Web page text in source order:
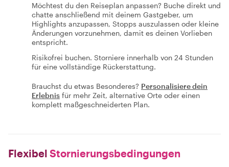
Möchtest du den Reiseplan anpassen? Buche direkt und
chatte anschließend mit deinem Gastgeber, um
Highlights anzupassen, Stopps auszulassen oder kleine
Änderungen vorzunehmen, damit es deinen Vorlieben
entspricht.
Risikofrei buchen. Storniere innerhalb von 24 Stunden
für eine vollständige Rückerstattung.
Brauchst du etwas Besonderes? Personalisiere dein
Erlebnis für mehr Zeit, alternative Orte oder einen
komplett maßgeschneiderten Plan.
Flexibel Stornierungsbedingungen